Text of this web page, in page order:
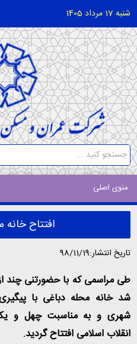
شنبه 17 مرداد 1405
منوی اصلی
افتتاح
تاریخ انتشار:98/11/19
طی مراسمی که با حضورتنی چند
شد خانه محله دباغی با
شهری و به مناسبت چهل و
انقلاب اسلامی افتتاح گردید.